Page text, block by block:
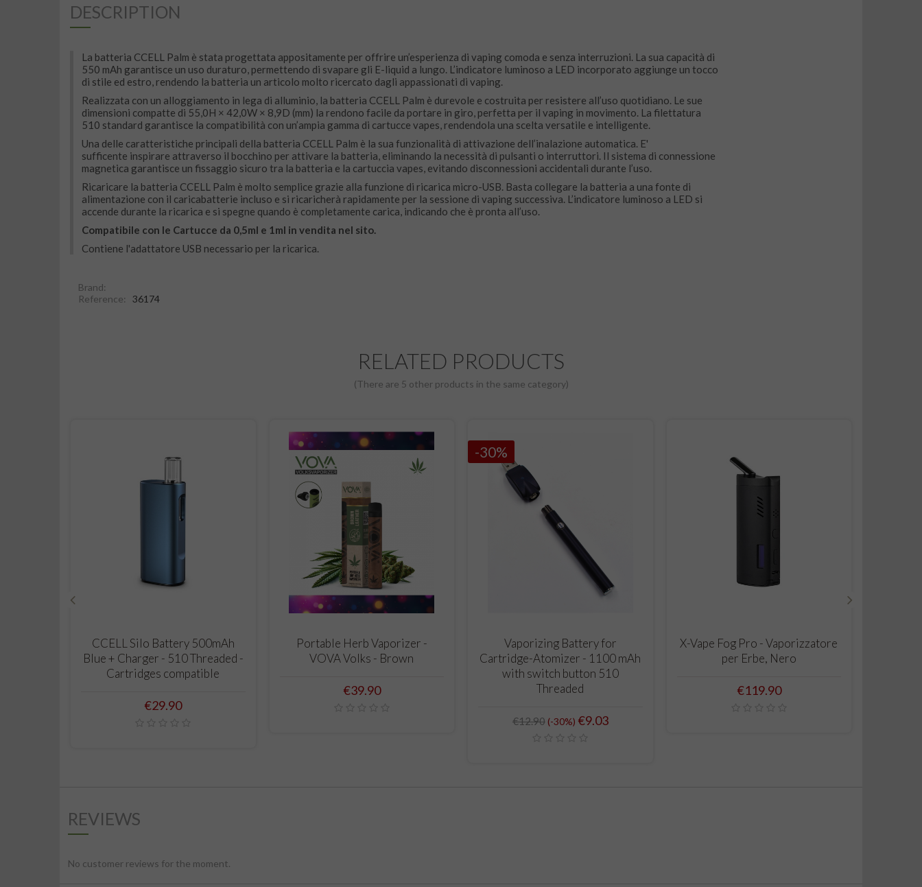
DESCRIPTION
La batteria CCELL Palm è stata progettata appositamente per offrire un’esperienza di vaping comoda e senza interruzioni. La sua capacità di
550 mAh garantisce un uso duraturo, permettendo di svapare gli E-liquid a lungo. L’indicatore luminoso a LED incorporato aggiunge un tocco
di stile ed estro, rendendo la batteria un articolo molto ricercato dagli appassionati di vaping.
Realizzata con un alloggiamento in lega di alluminio, la batteria CCELL Palm è durevole e costruita per resistere all’uso quotidiano. Le sue
dimensioni compatte di 55,0H × 42,0W × 8,9D (mm) la rendono facile da portare in giro, perfetta per il vaping in movimento. La filettatura
510 standard garantisce la compatibilità con un’ampia gamma di cartucce vapes, rendendola una scelta versatile e intelligente.
Una delle caratteristiche principali della batteria CCELL Palm è la sua funzionalità di attivazione dell’inalazione automatica. E'
sufficente inspirare attraverso il bocchino per attivare la batteria, eliminando la necessità di pulsanti o interruttori. Il sistema di connessione
magnetica garantisce un fissaggio sicuro tra la batteria e la cartuccia vapes, evitando disconnessioni accidentali durante l’uso.
Ricaricare la batteria CCELL Palm è molto semplice grazie alla funzione di ricarica micro-USB. Basta collegare la batteria a una fonte di
alimentazione con il caricabatterie incluso e si ricaricherà rapidamente per la sessione di vaping successiva. L’indicatore luminoso a LED si
accende durante la ricarica e si spegne quando è completamente carica, indicando che è pronta all’uso.
Compatibile con le Cartucce da 0,5ml e 1ml in vendita nel sito.
Contiene l'adattatore USB necessario per la ricarica.
Brand:
Reference:
36174
RELATED PRODUCTS
(There are 5 other products in the same category)
ADD TO CART
CCELL Silo Battery 500mAh
Blue + Charger - 510 Threaded -
Cartridges compatible
Price
€29.90
ADD TO CART
Portable Herb Vaporizer -
VOVA Volks - Brown
Price
€39.90
-30%
ADD TO CART
Vaporizing Battery for
Cartridge-Atomizer - 1100 mAh
with switch button 510
Threaded
Regular
€12.90 -30% Price
€9.03
ADD TO CART
X-Vape Fog Pro - Vaporizzatore
per Erbe, Nero
Price
€119.90
REVIEWS
No customer reviews for the moment.